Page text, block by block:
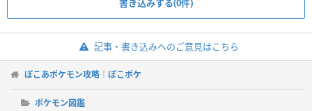
書き込みする(0件)
記事・書き込みへのご意見はこちら
ぽこあポケモン攻略｜ぽこポケ
ポケモン図鑑